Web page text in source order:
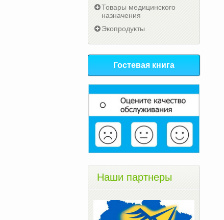
Товары медицинского
назначения
Экопродукты
Гостевая книга
Наши партнеры